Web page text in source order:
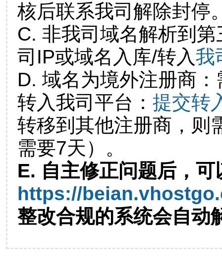
核后联系我司解除封停
C. 非我司域名解析到
司IP或域名入库/转入我
D. 域名为境外注册商
转入我司平台： 提交转
转移到其他注册商，则
需要7天）。
E. 自主修正问题后，可
https://
整改合规的系统会自动